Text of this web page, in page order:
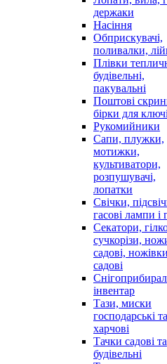
держаки
Насіння
Обприскувачі,
поливалки,
Плівки
будівельні,
пакувальні
Поштові
бірки для
Рукомийники
Сапи, плужки,
мотижки,
культиватори,
розпушувачі,
лопатки
Свічки,
гасові лампи і
Секатори,
сучкорізи,
садові, ножівки
садові
інвентар
Тази, миски
господарські та
харчові
Тачки садові та
будівельні